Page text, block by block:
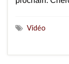
Vidéo